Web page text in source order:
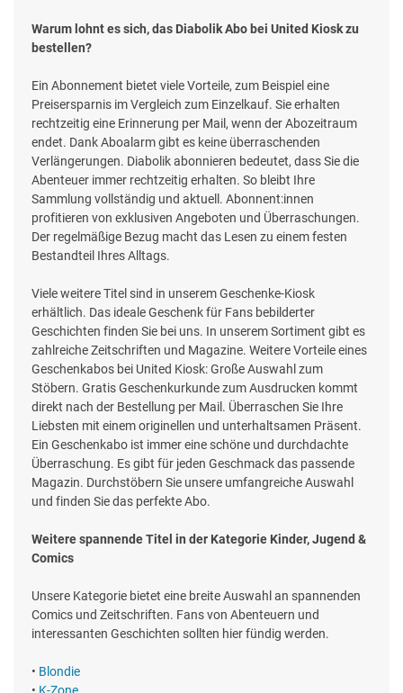
Warum lohnt es sich, das Diabolik Abo bei United Kiosk zu
bestellen?
Ein Abonnement bietet viele Vorteile, zum Beispiel eine
Preisersparnis im Vergleich zum Einzelkauf. Sie erhalten
rechtzeitig eine Erinnerung per Mail, wenn der Abozeitraum
endet. Dank Aboalarm gibt es keine überraschenden
Verlängerungen. Diabolik abonnieren bedeutet, dass Sie die
Abenteuer immer rechtzeitig erhalten. So bleibt Ihre
Sammlung vollständig und aktuell. Abonnent:innen
profitieren von exklusiven Angeboten und Überraschungen.
Der regelmäßige Bezug macht das Lesen zu einem festen
Bestandteil Ihres Alltags.
Viele weitere Titel sind in unserem Geschenke-Kiosk
erhältlich. Das ideale Geschenk für Fans bebilderter
Geschichten finden Sie bei uns. In unserem Sortiment gibt es
zahlreiche Zeitschriften und Magazine. Weitere Vorteile eines
Geschenkabos bei United Kiosk: Große Auswahl zum
Stöbern. Gratis Geschenkurkunde zum Ausdrucken kommt
direkt nach der Bestellung per Mail. Überraschen Sie Ihre
Liebsten mit einem originellen und unterhaltsamen Präsent.
Ein Geschenkabo ist immer eine schöne und durchdachte
Überraschung. Es gibt für jeden Geschmack das passende
Magazin. Durchstöbern Sie unsere umfangreiche Auswahl
und finden Sie das perfekte Abo.
Weitere spannende Titel in der Kategorie Kinder, Jugend &
Comics
Unsere Kategorie bietet eine breite Auswahl an spannenden
Comics und Zeitschriften. Fans von Abenteuern und
interessanten Geschichten sollten hier fündig werden.
• Blondie